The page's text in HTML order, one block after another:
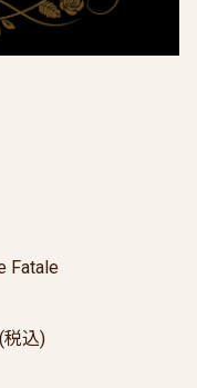
Fatale
税込)